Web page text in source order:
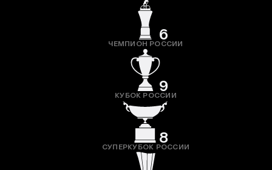
6
ЧЕМПИОН РОССИИ
9
КУБОК РОССИИ
8
СУПЕРКУБОК РОССИИ